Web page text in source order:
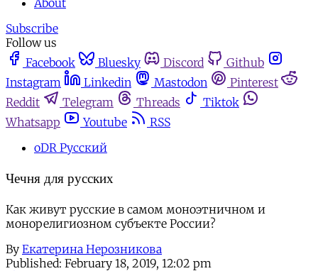
About
Subscribe
Follow us
Facebook
Bluesky Discord
Github
Instagram
Linkedin Mastodon
Pinterest
Reddit
Telegram Threads
Tiktok
Whatsapp
Youtube
RSS
oDR Русский
Чечня для русских
Как живут русские в самом моноэтничном и
монорелигиозном субъекте России?
By Екатерина Нерозникова
Published: February 18, 2019, 12:02 pm